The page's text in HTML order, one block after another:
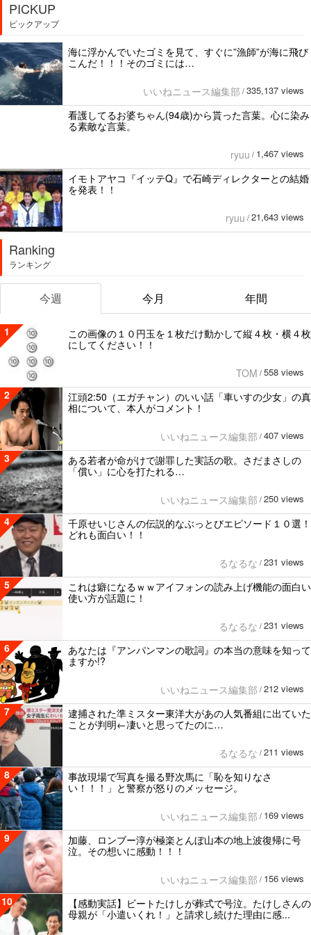
PICKUP
ピックアップ
海に浮かんでいたゴミを見て、すぐに”漁師”が海に飛び
こんだ！！！そのゴミには…
いいねニュース編集部 / 335,137 views
看護してるお婆ちゃん(94歳)から貰った言葉。心に染み
る素敵な言葉。
ryuu / 1,467 views
イモトアヤコ『イッテQ』で石崎ディレクターとの結婚
を発表！！
ryuu / 21,643 views
Ranking
ランキング
今週 今月 年間
1
この画像の１０円玉を１枚だけ動かして縦４枚・横４枚
にしてください！！
TOM / 558 views
2
江頭2:50（エガチャン）のいい話「車いすの少女」の真
相について、本人がコメント！
いいねニュース編集部 / 407 views
3
ある若者が命がけで謝罪した実話の歌。さだまさしの
「償い」に心を打たれる…
いいねニュース編集部 / 250 views
4
千原せいじさんの伝説的なぶっとびエピソード１０選！
どれも面白い！！
るなるな / 231 views
5
これは癖になるｗｗアイフォンの読み上げ機能の面白い
使い方が話題に！
るなるな / 231 views
6
あなたは『アンパンマンの歌詞』の本当の意味を知って
ますか!?
いいねニュース編集部 / 212 views
7
逮捕された準ミスター東洋大があの人気番組に出ていた
ことが判明←凄いと思ってたのに…
るなるな / 211 views
8
事故現場で写真を撮る野次馬に「恥を知りなさ
い！！！」と警察が怒りのメッセージ。
いいねニュース編集部 / 169 views
9
加藤、ロンブー淳が極楽とんぼ山本の地上波復帰に号
泣。その想いに感動！！！
いいねニュース編集部 / 156 views
10
【感動実話】ビートたけしが葬式で号泣。たけしさんの
母親が「小遣いくれ！」と請求し続けた理由に感...